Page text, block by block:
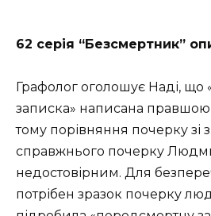
62 серія “Безсмертник”
Графолог оголошує Наді, що
записка» написана
тому порівняння почерку зі
справжнього почерку
недостовірним. Для
потрібен зразок почерку